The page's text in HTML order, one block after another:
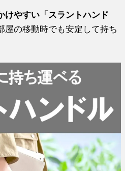
けやすい「スラントハンド
屋の移動時でも安定して持ち